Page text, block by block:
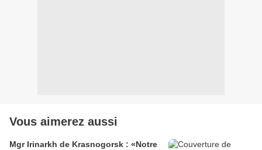
Vous aimerez aussi
Mgr Irinarkh de Krasnogorsk : «Notre